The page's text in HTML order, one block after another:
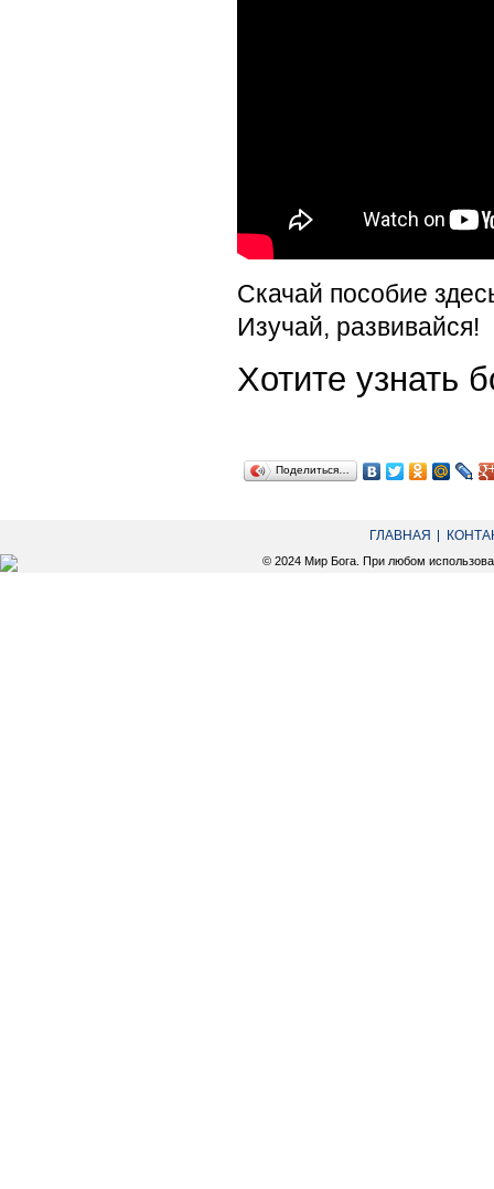
Скачай пособие
Изучай, развивайся!
Хотите
Поделиться…
ГЛАВНАЯ
© 2024 Мир Бога. При любом